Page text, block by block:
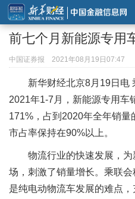
前七个月新能源专用
中国证券报 2021年08月19日07:47
新华财经北京8月19日电
2021年1-7月，新能源专用车
171%，占到2020年全年销
市占率保持在90%以上。
物流行业的快速发展，
场，刺激了销量增长。乘联
是纯电动物流车发展的难点